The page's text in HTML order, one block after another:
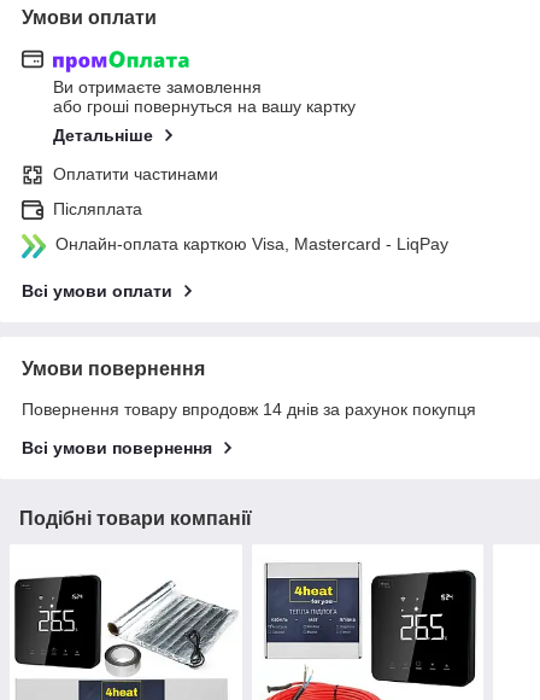
Умови оплати
Ви отримаєте замовлення
або гроші повернуться на вашу картку
Детальніше
Оплатити частинами
Післяплата
Онлайн-оплата карткою Visa, Mastercard - LiqPay
Всі умови оплати
Умови повернення
Повернення товару впродовж 14 днів за рахунок покупця
Всі умови повернення
Подібні товари компанії